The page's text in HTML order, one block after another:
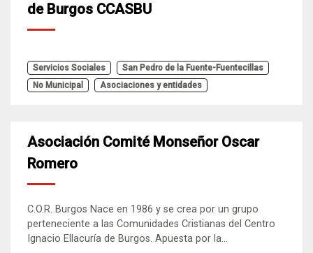
de Burgos CCASBU
Servicios Sociales
San Pedro de la Fuente-Fuentecillas
No Municipal
Asociaciones y entidades
Asociación Comité Monseñor Oscar
Romero
C.O.R. Burgos Nace en 1986 y se crea por un grupo
perteneciente a las Comunidades Cristianas del Centro
Ignacio Ellacuría de Burgos. Apuesta por la...